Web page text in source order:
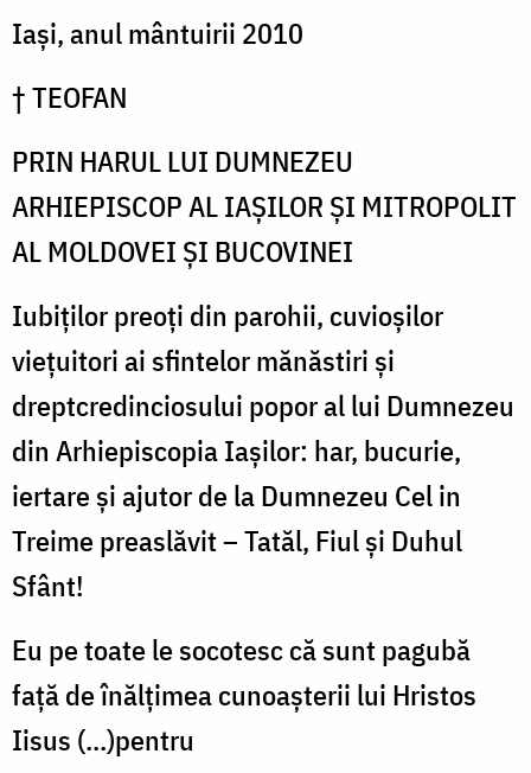
la
întuneric
lumină
Iași, anul mântuirii 2010
† TEOFAN
PRIN HARUL LUI DUMNEZEU
ARHIEPISCOP AL IAȘILOR ȘI MITROPOLIT
AL MOLDOVEI ȘI BUCOVINEI
Iubiților preoți din parohii, cuvioșilor
viețuitori ai sfintelor mănăstiri și
dreptcredinciosului popor al lui Dumnezeu
din Arhiepiscopia Iașilor: har, bucurie,
iertare și ajutor de la Dumnezeu Cel in
Treime preaslăvit – Tatăl, Fiul și Duhul
Sfânt!
Eu pe toate le socotesc că sunt pagubă
față de înălțimea cunoașterii lui Hristos
Iisus (…)pentru